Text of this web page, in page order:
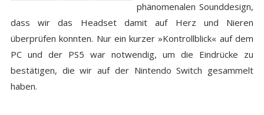
phänomenalen Sounddesign,
dass wir das Headset damit auf Herz und Nieren
überprüfen konnten. Nur ein kurzer »Kontrollblick« auf dem
PC und der PS5 war notwendig, um die Eindrücke zu
bestätigen, die wir auf der Nintendo Switch gesammelt
haben.